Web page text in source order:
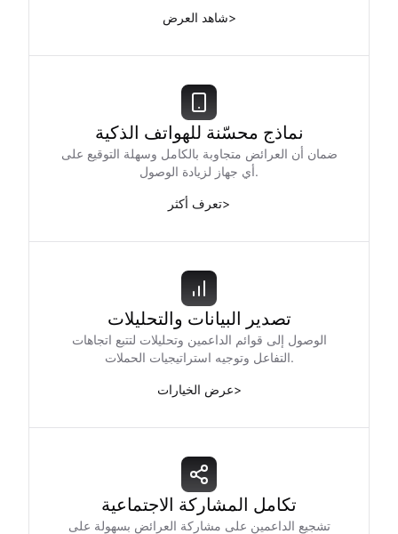
شاهد العرض>
نماذج محسّنة للهواتف الذكية
ضمان أن العرائض متجاوبة بالكامل وسهلة التوقيع على
أي جهاز لزيادة الوصول.
تعرف أكثر>
تصدير البيانات والتحليلات
الوصول إلى قوائم الداعمين وتحليلات لتتبع اتجاهات
التفاعل وتوجيه استراتيجيات الحملات.
عرض الخيارات>
تكامل المشاركة الاجتماعية
تشجيع الداعمين على مشاركة العرائض بسهولة على